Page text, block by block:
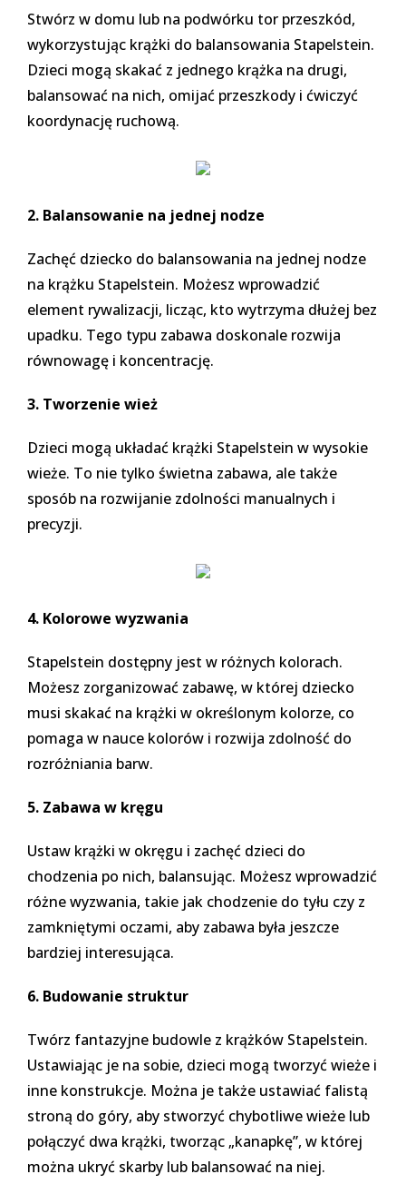
Stwórz w domu lub na podwórku tor przeszkód,
wykorzystując krążki do balansowania Stapelstein.
Dzieci mogą skakać z jednego krążka na drugi,
balansować na nich, omijać przeszkody i ćwiczyć
koordynację ruchową.
2. Balansowanie na jednej nodze
Zachęć dziecko do balansowania na jednej nodze
na krążku Stapelstein. Możesz wprowadzić
element rywalizacji, licząc, kto wytrzyma dłużej bez
upadku. Tego typu zabawa doskonale rozwija
równowagę i koncentrację.
3. Tworzenie wież
Dzieci mogą układać krążki Stapelstein w wysokie
wieże. To nie tylko świetna zabawa, ale także
sposób na rozwijanie zdolności manualnych i
precyzji.
4. Kolorowe wyzwania
Stapelstein dostępny jest w różnych kolorach.
Możesz zorganizować zabawę, w której dziecko
musi skakać na krążki w określonym kolorze, co
pomaga w nauce kolorów i rozwija zdolność do
rozróżniania barw.
5. Zabawa w kręgu
Ustaw krążki w okręgu i zachęć dzieci do
chodzenia po nich, balansując. Możesz wprowadzić
różne wyzwania, takie jak chodzenie do tyłu czy z
zamkniętymi oczami, aby zabawa była jeszcze
bardziej interesująca.
6. Budowanie struktur
Twórz fantazyjne budowle z krążków Stapelstein.
Ustawiając je na sobie, dzieci mogą tworzyć wieże i
inne konstrukcje. Można je także ustawiać falistą
stroną do góry, aby stworzyć chybotliwe wieże lub
połączyć dwa krążki, tworząc „kanapkę”, w której
można ukryć skarby lub balansować na niej.